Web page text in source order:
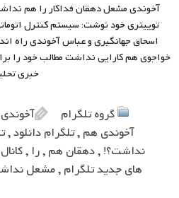
آخوندی مشعل دهقان فداکار را هم
اسحاق جهانگیری و عباس آخوندی راه
خواجوی هم کارایی نداشت مطالب خود را
خبری
گروه تلگرام آخوندی
آخوندی هم,تلگرام دانلود,
نداشت؟!,دهقان هم,را, کانال
های جدید تلگرام,مشعل